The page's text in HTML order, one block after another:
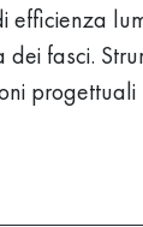
efficienza
dei fasci.
progettuali